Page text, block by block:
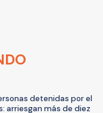
detenidas por el
arriesgan más de diez